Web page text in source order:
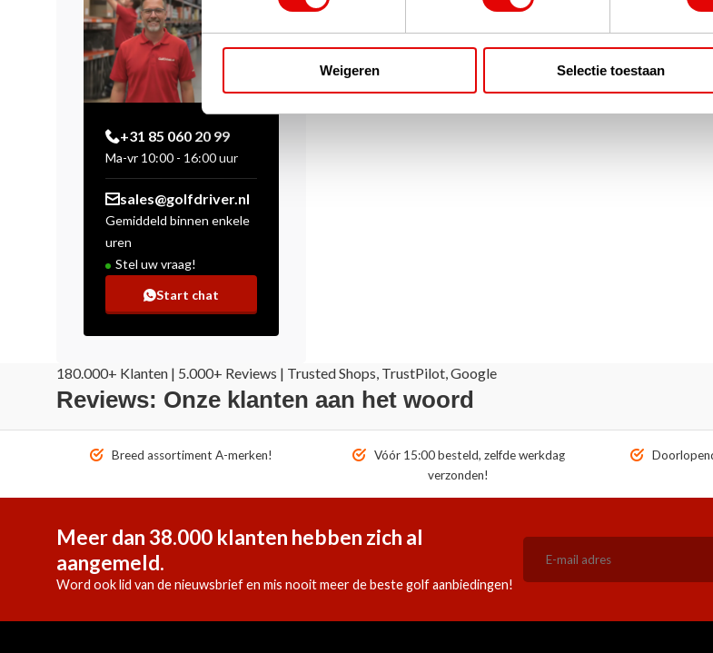
Weigeren Selectie toestaan
+31 85 060 20 99
Ma-vr 10:00 - 16:00 uur
sales@golfdriver.nl
Gemiddeld binnen enkele
uren
Stel uw vraag!
Start chat
180.000+ Klanten | 5.000+ Reviews | Trusted Shops, TrustPilot, Google
Reviews: Onze klanten aan het woord
Breed assortiment A-merken!
Vóór 15:00 besteld, zelfde werkdag
verzonden!
Meer dan 38.000 klanten hebben zich al
aangemeld.
Word ook lid van de nieuwsbrief en mis nooit meer de beste golf aanbiedingen!